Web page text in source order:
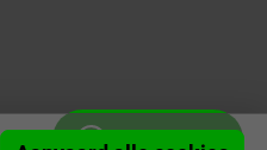
Whatsapp